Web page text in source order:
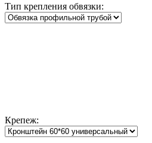
Тип крепления обвязки:
Крепеж: